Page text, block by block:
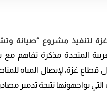
الإمارات العربية المتحدة مذكرة
غزة، لإيصال المياه
يواجهونها نتيجة تدمير مصادر